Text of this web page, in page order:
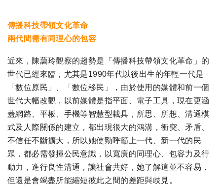
傳播科技帶領文化革命
兩代間需有同理心的包容
近來，陳藹玲觀察的趨勢是「傳播科技帶領文化革命」的
世代已經來臨，尤其是1990年代以後出生的年輕一代是
「數位原民」、「數位移民」，由於使用的媒體和前一個
世代大幅改觀，以前媒體是指平面、電子工具，現在更涵
蓋網路、平板、手機等智慧型載具，所思、所想、溝通模
式及人際關係的建立，都出現很大的鴻溝，衝突、矛盾、
不信任不斷擴大，所以她使勁呼籲上一代、新一代的民
眾，都必需發揮公民意識，以寬廣的同理心、包容力及行
動力，進行良性溝通，讓社會共好，她了解這並不容易，
但還是會竭盡所能縮短彼此之間的差距與歧見。